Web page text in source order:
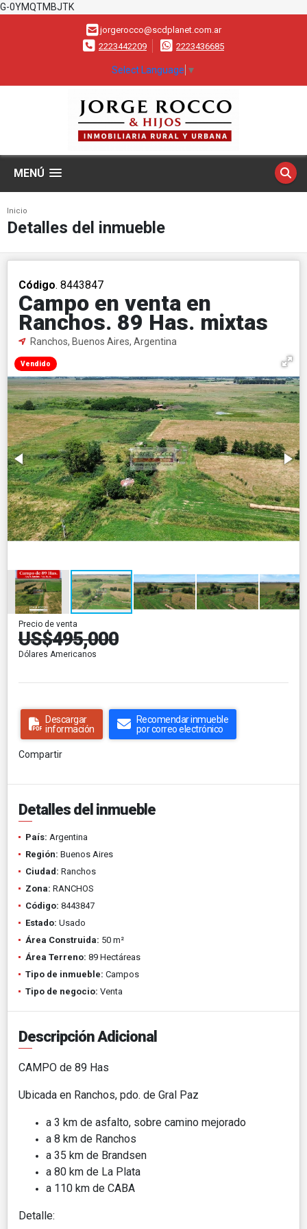
G-0YMQTMBJTK
jorgerocco@scdplanet.com.ar
2223442209
2223436685
Select Language ▼
MENÚ
Inicio
Detalles del inmueble
Código. 8443847
Campo en venta en
Ranchos. 89 Has. mixtas
Ranchos, Buenos Aires, Argentina
Vendido
Precio de venta
US$495,000
Dólares Americanos
Descargar
información
Recomendar inmueble
por correo electrónico
Compartir
Detalles del inmueble
País: Argentina
Región: Buenos Aires
Ciudad: Ranchos
Zona: RANCHOS
Código: 8443847
Estado: Usado
Área Construida: 50 m²
Área Terreno: 89 Hectáreas
Tipo de inmueble: Campos
Tipo de negocio: Venta
Descripción Adicional
CAMPO de 89 Has
Ubicada en Ranchos, pdo. de Gral Paz
a 3 km de asfalto, sobre camino mejorado
a 8 km de Ranchos
a 35 km de Brandsen
a 80 km de La Plata
a 110 km de CABA
Detalle: